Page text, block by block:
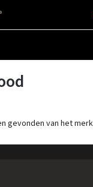
gevonden van het merk